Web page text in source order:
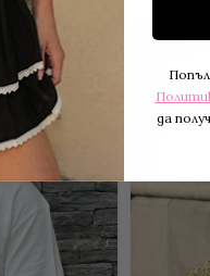
-21 %
да